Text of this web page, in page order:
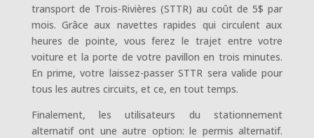
transport de Trois-Rivières (STTR) au coût de 5$ par
mois. Grâce aux navettes rapides qui circulent aux
heures de pointe, vous ferez le trajet entre votre
voiture et la porte de votre pavillon en trois minutes.
En prime, votre laissez-passer STTR sera valide pour
tous les autres circuits, et ce, en tout temps.
Finalement, les utilisateurs du stationnement
alternatif ont une autre option: le permis alternatif.